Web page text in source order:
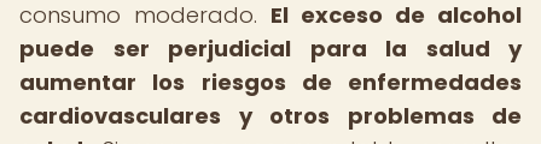
consumo moderado. El exceso de alcohol
puede ser perjudicial para la salud y
aumentar los riesgos de enfermedades
cardiovasculares y otros problemas de